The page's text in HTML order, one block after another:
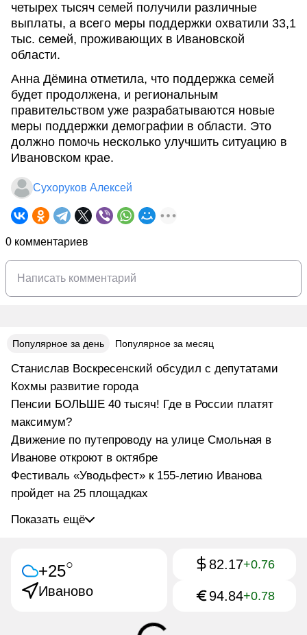
четырех тысяч семей получили различные
выплаты, а всего меры поддержки охватили 33,1
тыс. семей, проживающих в Ивановской
области.
Анна Дёмина отметила, что поддержка семей
будет продолжена, и региональным
правительством уже разрабатываются новые
меры поддержки демографии в области. Это
должно помочь несколько улучшить ситуацию в
Ивановском крае.
Сухоруков Алексей
0 комментариев
Популярное за день Популярное за месяц
Станислав Воскресенский обсудил с депутатами
Кохмы развитие города
Пенсии БОЛЬШЕ 40 тысяч! Где в России платят
максимум?
Движение по путепроводу на улице Смольная в
Иванове откроют в октябре
Фестиваль «Уводьфест» к 155-летию Иванова
пройдет на 25 площадках
Показать ещё
+25○
Иваново
82.17+0.76
94.84+0.78